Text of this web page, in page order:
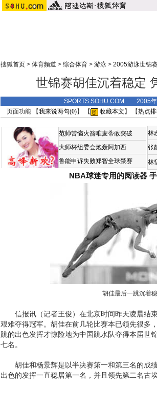
搜狐首页> 体育频道 > 综合体育> 游泳> 2005游泳世锦
世锦赛胡佳沉着稳定
SPORTS.SOHU.COM 2005
页面功能 【我来说两句(0)】 【 收藏本文 】 【热点
范帅苦恼火箭唯麦蒂敢突破
大师杯组委会炮轰阿加西
鲁能申诉失败郑智全球禁赛
林
张
林
NBA球迷专用的阅读器
胡佳最后一跳沉着
信报讯（记者王俊）在北京时间昨天凌晨结
艰难夺得冠军。胡佳在前几轮比赛本已领先很多
跳的出色发挥才惊险地为中国跳水队夺得本届世
七名。
胡佳和杨景辉是以半决赛第一和第三名的成
出色的发挥一直稳居第一名，并且领先第二名古